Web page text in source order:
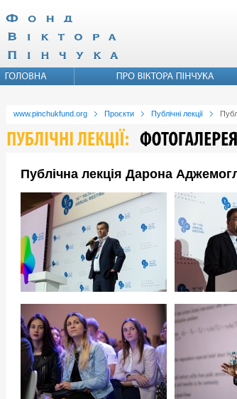
www.pinchukfund.org Проєкти Публічні лекції
Публічна лекція Дарона